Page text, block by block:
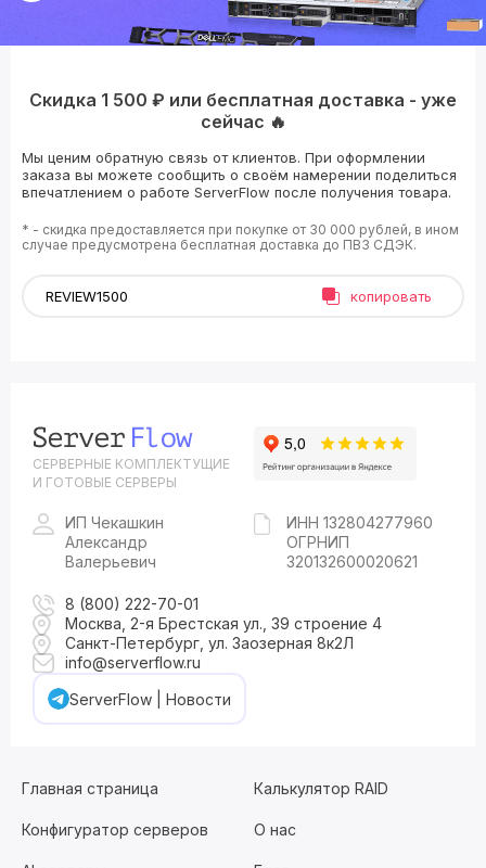
Скидка 1 500 ₽ или бесплатная доставка - уже
сейчас 🔥
Мы ценим обратную связь от клиентов. При оформлении
заказа вы можете сообщить о своём намерении поделиться
впечатлением о работе ServerFlow после получения товара.
* - скидка предоставляется при покупке от 30 000 рублей, в ином
случае предусмотрена бесплатная доставка до ПВЗ СДЭК.
копировать
СЕРВЕРНЫЕ КОМПЛЕКТУЩИЕ
И ГОТОВЫЕ СЕРВЕРЫ
ИП Чекашкин
Александр
Валерьевич
ИНН 132804277960
ОГРНИП
320132600020621
8 (800) 222-70-01
Москва, 2-я Брестская ул., 39 строение 4
Санкт-Петербург, ул. Заозерная 8к2Л
info@serverflow.ru
ServerFlow | Новости
Главная страница Калькулятор RAID
Конфигуратор серверов О нас